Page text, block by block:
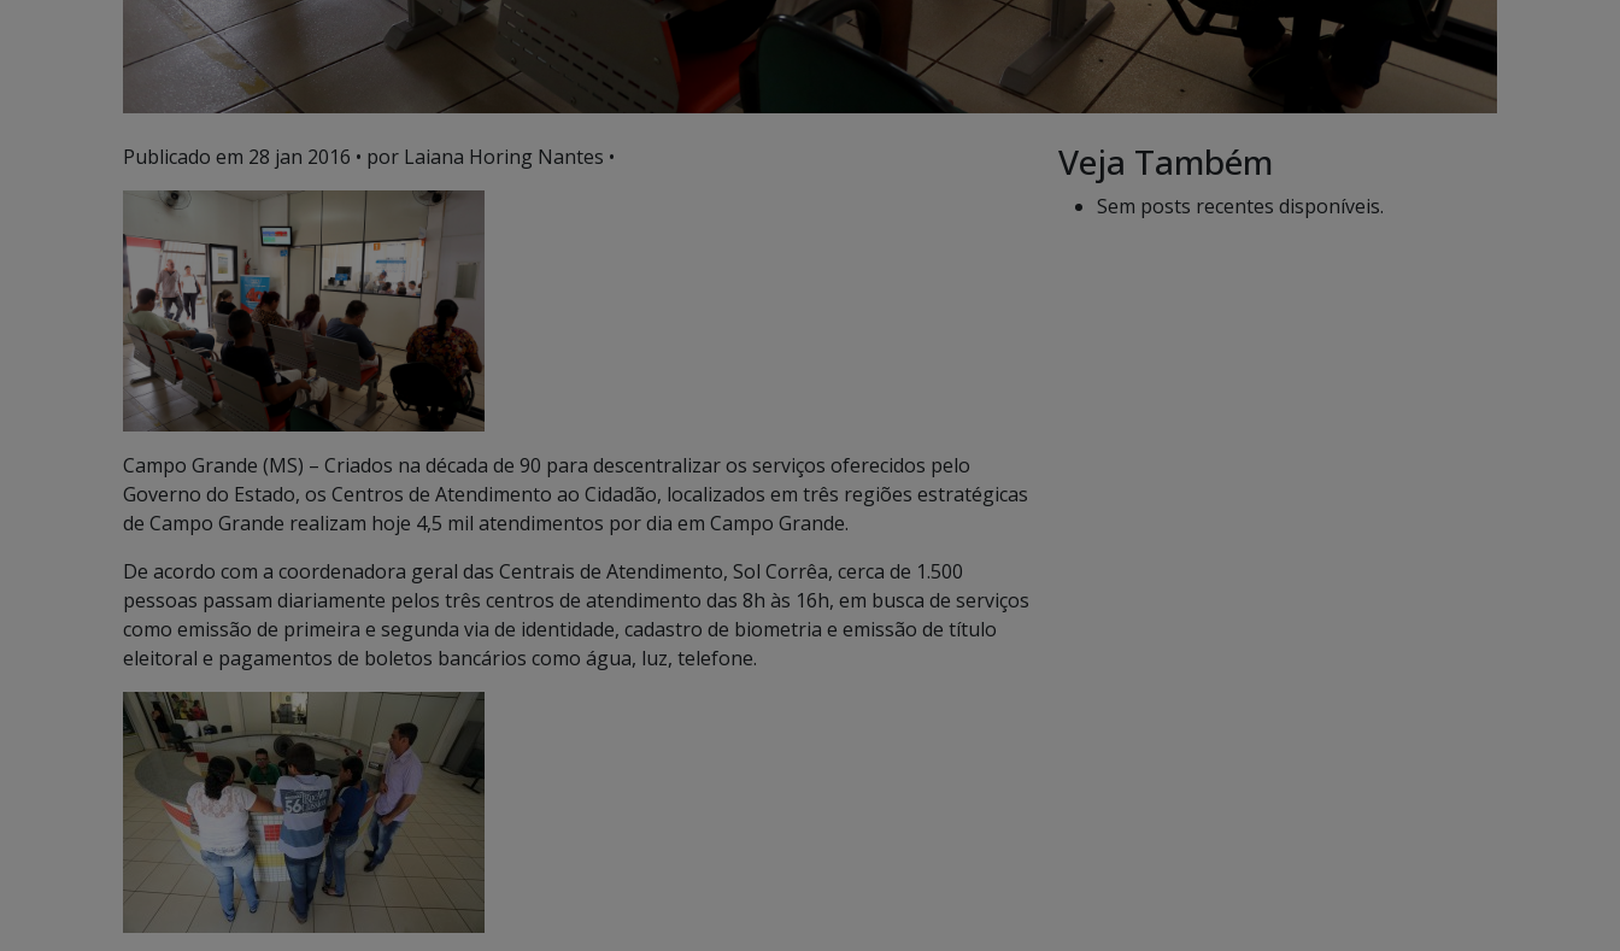
Publicado em 28 jan 2016 • por Laiana Horing Nantes •
Campo Grande (MS) – Criados na década de 90 para descentralizar os serviços oferecidos pelo
Governo do Estado, os Centros de Atendimento ao Cidadão, localizados em três regiões estratégicas
de Campo Grande realizam hoje 4,5 mil atendimentos por dia em Campo Grande.
De acordo com a coordenadora geral das Centrais de Atendimento, Sol Corrêa, cerca de 1.500
pessoas passam diariamente pelos três centros de atendimento das 8h às 16h, em busca de serviços
como emissão de primeira e segunda via de identidade, cadastro de biometria e emissão de título
eleitoral e pagamentos de boletos bancários como água, luz, telefone.
Veja Também
Sem posts recentes disponíveis.